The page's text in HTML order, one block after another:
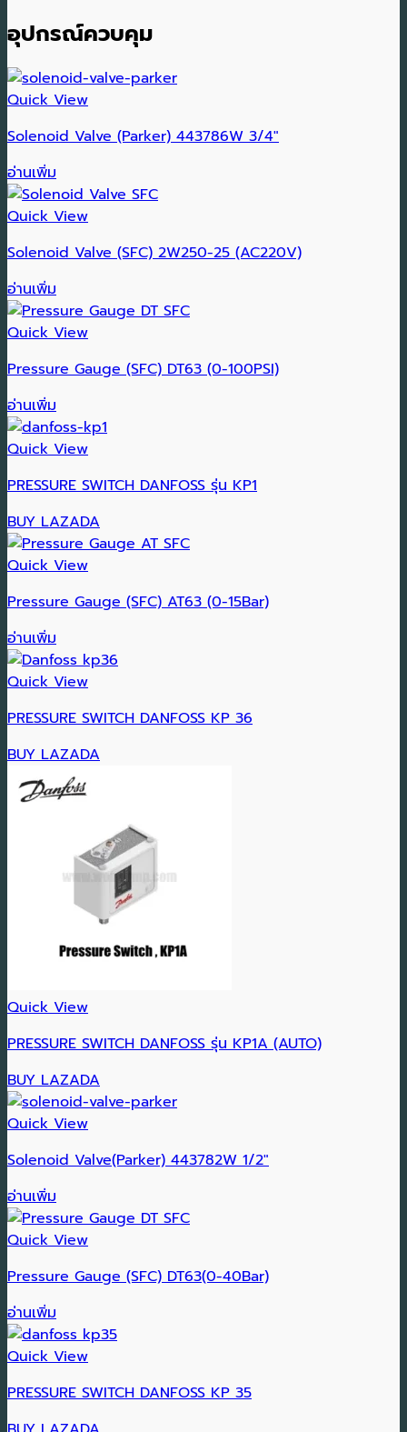
อุปกรณ์ควบคุม
Quick View
Solenoid Valve (Parker) 443786W 3/4″
อ่านเพิ่ม
Quick View
Solenoid Valve (SFC) 2W250-25 (AC220V)
อ่านเพิ่ม
Quick View
Pressure Gauge (SFC) DT63 (0-100PSI)
อ่านเพิ่ม
Quick View
PRESSURE SWITCH DANFOSS รุ่น KP1
BUY LAZADA
Quick View
Pressure Gauge (SFC) AT63 (0-15Bar)
อ่านเพิ่ม
Quick View
PRESSURE SWITCH DANFOSS KP 36
BUY LAZADA
Quick View
PRESSURE SWITCH DANFOSS รุ่น KP1A (AUTO)
BUY LAZADA
Quick View
Solenoid Valve(Parker) 443782W 1/2″
อ่านเพิ่ม
Quick View
Pressure Gauge (SFC) DT63(0-40Bar)
อ่านเพิ่ม
Quick View
PRESSURE SWITCH DANFOSS KP 35